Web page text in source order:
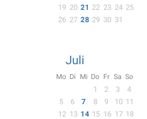
19 20 21 22 23 24 25
26 27 28 29 30 31
Juli
Mo Di Mi Do Fr Sa So
1 2 3
4
5
6 7 8 9 10 11
12 13 14 15 16 17 18